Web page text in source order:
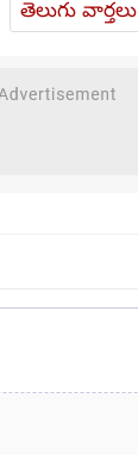
తెలుగు వార్తలు